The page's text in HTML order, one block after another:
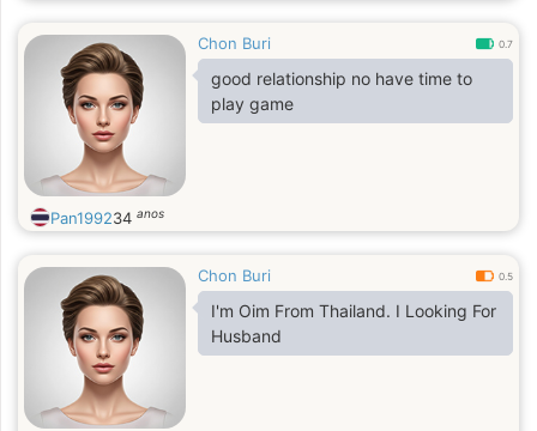
Chon Buri 0.7
good relationship no have time to
play game
Pan199234 anos
Chon Buri 0.5
I'm Oim From Thailand. I Looking For
Husband